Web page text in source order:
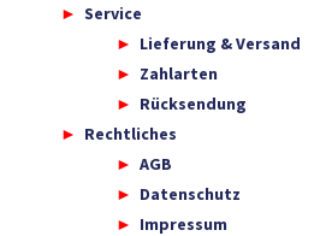
Service
Lieferung & Versand
Zahlarten
Rücksendung
Rechtliches
AGB
Datenschutz
Impressum